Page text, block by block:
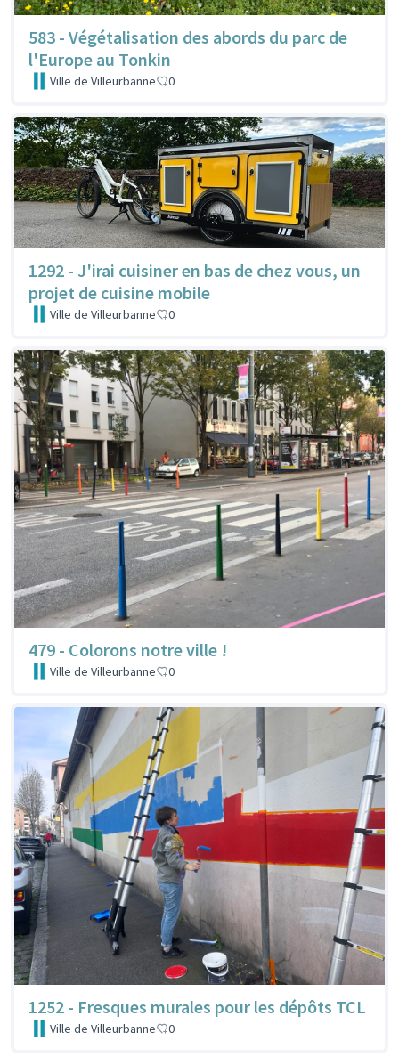
583 - Végétalisation des abords du parc de
l'Europe au Tonkin
Ville de Villeurbanne 0
1292 - J'irai cuisiner en bas de chez vous, un
projet de cuisine mobile
Ville de Villeurbanne 0
479 - Colorons notre ville !
Ville de Villeurbanne 0
1252 - Fresques murales pour les dépôts TCL
Ville de Villeurbanne 0